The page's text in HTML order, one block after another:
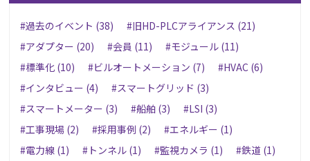
#過去のイベント (38)
#旧HD-PLCアライアンス (21)
#アダプター (20)
#会員 (11)
#モジュール (11)
#標準化 (10)
#ビルオートメーション (7)
#HVAC (6)
#インタビュー (4)
#スマートグリッド (3)
#スマートメーター (3)
#船舶 (3)
#LSI (3)
#工事現場 (2)
#採用事例 (2)
#エネルギー (1)
#電力線 (1)
#トンネル (1) #監視カメラ (1)
#鉄道 (1)